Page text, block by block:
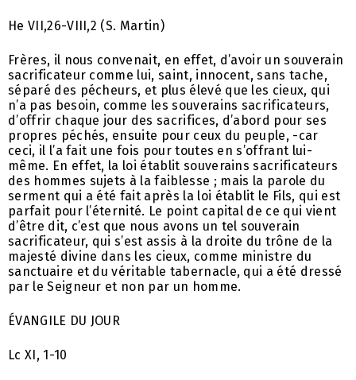
He VII,26-VIII,2 (S. Martin)
Frères, il nous convenait, en effet, d’avoir un souverain
sacrificateur comme lui, saint, innocent, sans tache,
séparé des pécheurs, et plus élevé que les cieux, qui
n’a pas besoin, comme les souverains sacrificateurs,
d’offrir chaque jour des sacrifices, d’abord pour ses
propres péchés, ensuite pour ceux du peuple, -car
ceci, il l’a fait une fois pour toutes en s’offrant lui-
même. En effet, la loi établit souverains sacrificateurs
des hommes sujets à la faiblesse ; mais la parole du
serment qui a été fait après la loi établit le Fils, qui est
parfait pour l’éternité. Le point capital de ce qui vient
d’être dit, c’est que nous avons un tel souverain
sacrificateur, qui s’est assis à la droite du trône de la
majesté divine dans les cieux, comme ministre du
sanctuaire et du véritable tabernacle, qui a été dressé
par le Seigneur et non par un homme.
ÉVANGILE DU JOUR
Lc XI, 1-10